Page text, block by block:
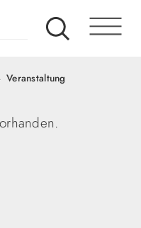
Veranstaltung